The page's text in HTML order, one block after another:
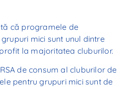
că programele de
mici sunt unul dintre
la majoritatea cluburilor.
de consum al cluburilor de
pentru grupuri mici sunt de